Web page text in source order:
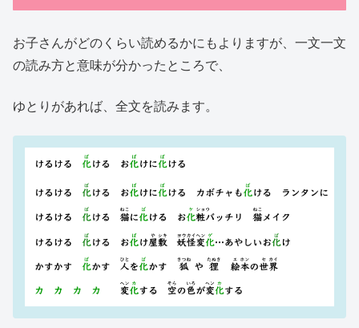
お子さんがどのくらい読めるかにもよりますが、一文一文
の読み方と意味が分かったところで、
ゆとりがあれば、全文を読みます。